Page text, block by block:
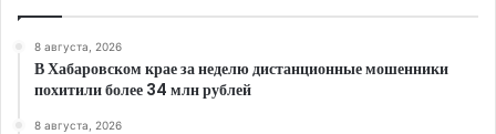
8 августа, 2026
В Хабаровском крае за неделю дистанционные мошенники
похитили более 34 млн рублей
8 августа, 2026